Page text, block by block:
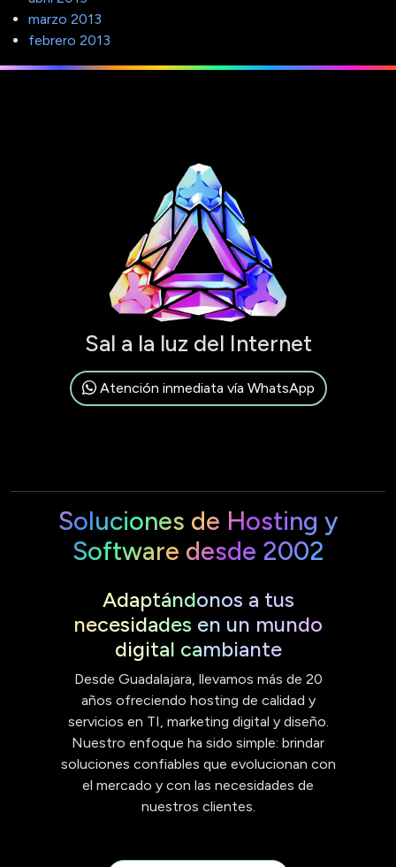
marzo 2013
febrero 2013
Sal a la luz del Internet
Atención inmediata vía WhatsApp
Soluciones de Hosting y
Software desde 2002
Adaptándonos a tus
necesidades en un mundo
digital cambiante
Desde Guadalajara, llevamos más de 20
años ofreciendo hosting de calidad y
servicios en TI, marketing digital y diseño.
Nuestro enfoque ha sido simple: brindar
soluciones confiables que evolucionan con
el mercado y con las necesidades de
nuestros clientes.